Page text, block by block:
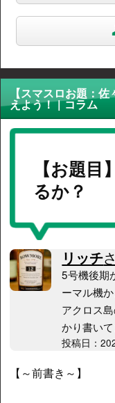
【スマスロお題：
えよう！ | コラム
【お題
るか？
リッチ
5号機後期
ーマル機
アクロス
かり書い
投稿日：
【～前書き～】